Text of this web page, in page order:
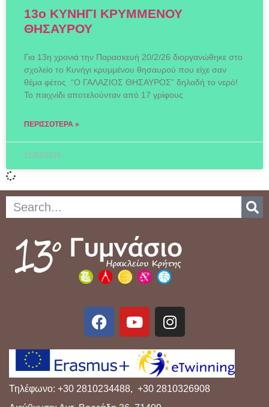
13ο ΚΥΝΗΓΙ ΚΡΥΜΜΕΝΟΥ
ΘΗΣΑΥΡΟΥ
Για 13η χρονιά την Παρασκευή 20/2/26 διοργανώθηκε στο
σχολείο το Κυνήγι κρυμμένου θησαυρού που είχε σαν
θέμα φέτος “Ο ΓΑΛΑΖΙΟΣ ΘΗΣΑΥΡΟΣ” δηλαδή το νερό!
Το παιχνίδι αποτελούνταν από 17 γρίφους
ΠΕΡΙΣΣΌΤΕΡΑ »
21/02/2026
Τηλέφωνο: +30 2810234488, +30 2810326908